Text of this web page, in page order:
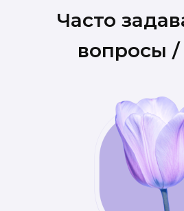
Часто
вопросы /